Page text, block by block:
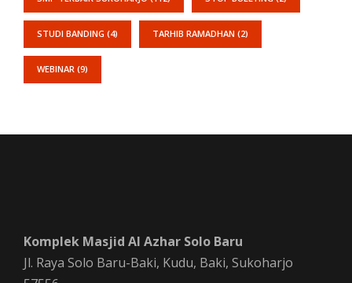
STUDI BANDING (4) TARHIB RAMADHAN (2)
WEBINAR (9)
Komplek Masjid Al Azhar Solo Baru
Jl. Raya Solo Baru-Baki, Kudu, Baki, Sukoharjo